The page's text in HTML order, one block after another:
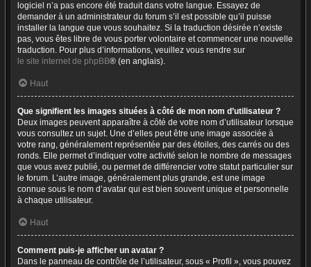
logiciel n’a pas encore été traduit dans votre langue. Essayez de
demander à un administrateur du forum s’il est possible qu’il puisse
installer la langue que vous souhaitez. Si la traduction désirée n’existe
pas, vous êtes libre de vous porter volontaire et commencer une nouvelle
traduction. Pour plus d’informations, veuillez vous rendre sur
le site internet de phpBB® (en anglais).
Haut
Que signifient les images situées à côté de mon nom d’utilisateur ?
Deux images peuvent apparaître à côté de votre nom d’utilisateur lorsque
vous consultez un sujet. Une d’elles peut être une image associée à
votre rang, généralement représentée par des étoiles, des carrés ou des
ronds. Elle permet d’indiquer votre activité selon le nombre de messages
que vous avez publié, ou permet de différencier votre statut particulier sur
le forum. L’autre image, généralement plus grande, est une image
connue sous le nom d’avatar qui est bien souvent unique et personnelle
à chaque utilisateur.
Haut
Comment puis-je afficher un avatar ?
Dans le panneau de contrôle de l’utilisateur, sous « Profil », vous pouvez